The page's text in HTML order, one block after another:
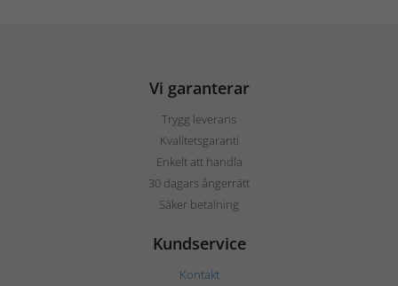
Vi garanterar
Trygg leverans
Kvalitetsgaranti
Enkelt att handla
30 dagars ångerrätt
Säker betalning
Kundservice
Kontakt